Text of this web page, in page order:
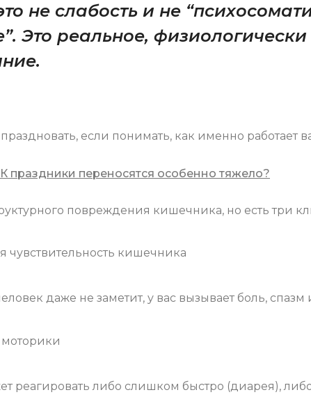
не слабость и не
Это реальное,
если понимать, как именно работает
праздники переносятся особенно тяжело?
повреждения кишечника, но есть три
чувствительность кишечника
даже не заметит, у вас вызывает боль, спазм
реагировать либо слишком быстро (диарея),